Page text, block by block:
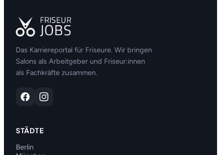
Das Karriereportal für Friseure. Wir bringen
Salons als Arbeitgeber und Friseur:innen
als Fachkräfte zusammen.
STÄDTE
Berlin